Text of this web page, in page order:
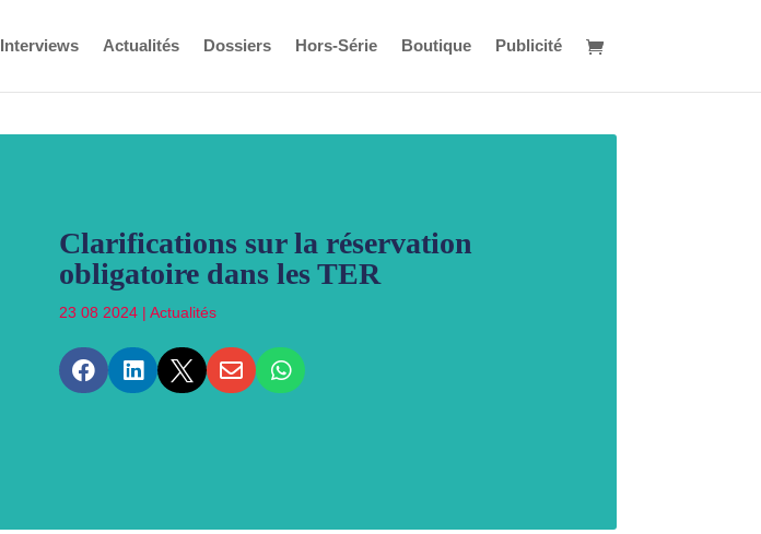
Interviews Actualités Dossiers Hors-Série Boutique Publicité
Clarifications sur la réservation
obligatoire dans les TER
23 08 2024| Actualités
    